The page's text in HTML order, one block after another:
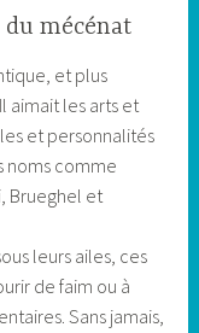
du mécénat
et plus
aimait les arts et
et personnalités
noms comme
Brueghel et
leurs ailes, ces
de faim ou à
Sans jamais,